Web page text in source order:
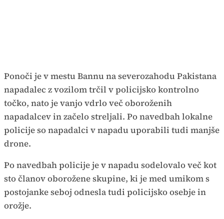
Ponoči je v mestu Bannu na severozahodu Pakistana
napadalec z vozilom trčil v policijsko kontrolno
točko, nato je vanjo vdrlo več oboroženih
napadalcev in začelo streljali. Po navedbah lokalne
policije so napadalci v napadu uporabili tudi manjše
drone.
Po navedbah policije je v napadu sodelovalo več kot
sto članov oborožene skupine, ki je med umikom s
postojanke seboj odnesla tudi policijsko osebje in
orožje.